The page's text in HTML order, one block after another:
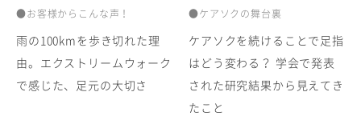
●お客様からこんな声！
雨の100kmを歩き切れた理
由。エクストリームウォーク
で感じた、足元の大切さ
●ケアソクの舞台裏
ケアソクを続けることで足指
はどう変わる？ 学会で発表
された研究結果から見えてき
たこと